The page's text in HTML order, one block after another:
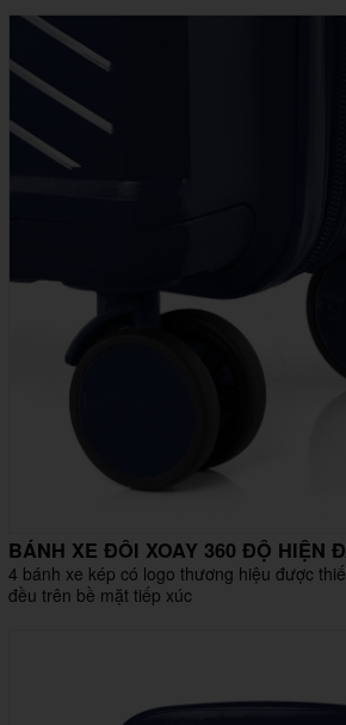
BÁNH XE ĐÔI XOAY 360 ĐỘ HIỆN
4 bánh xe kép có logo thương hiệu được
đều trên bề mặt tiếp xúc